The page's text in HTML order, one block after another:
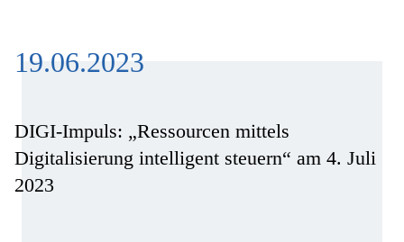
Das Technologieland
Innovationsfelder
Beratung & Förderung
19.06.2023
DIGI-Impuls: „Ressourcen mittels
Digitalisierung intelligent steuern“ am 4. Juli
2023